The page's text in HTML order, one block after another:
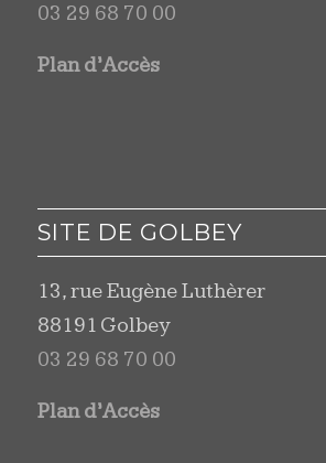
03 29 68 70 00
Plan d’Accès
SITE DE GOLBEY
13, rue Eugène Luthèrer
88191 Golbey
03 29 68 70 00
Plan d’Accès